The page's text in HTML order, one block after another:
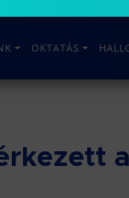
OKTATÁS